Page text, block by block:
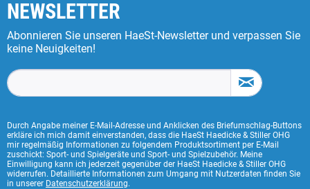
NEWSLETTER
Abonnieren Sie unseren HaeSt-Newsletter und verpassen Sie
keine Neuigkeiten!
Durch Angabe meiner E-Mail-Adresse und Anklicken des Briefumschlag-Buttons
erkläre ich mich damit einverstanden, dass die HaeSt Haedicke & Stiller OHG
mir regelmäßig Informationen zu folgendem Produktsortiment per E-Mail
zuschickt: Sport- und Spielgeräte und Sport- und Spielzubehör. Meine
Einwilligung kann ich jederzeit gegenüber der HaeSt Haedicke & Stiller OHG
widerrufen. Detaillierte Informationen zum Umgang mit Nutzerdaten finden Sie
in unserer Datenschutzerklärung.